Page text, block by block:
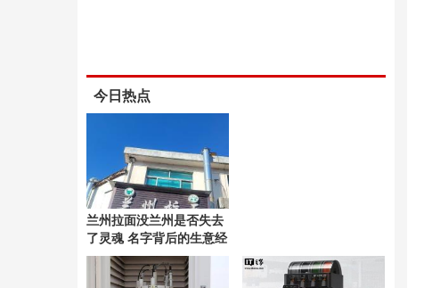
今日热点
兰州拉面没兰州是否失去
了灵魂 名字背后的生意经